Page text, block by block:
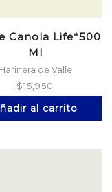
Canola Life*500
Ml
Harinera de Valle
$15,950
al carrito